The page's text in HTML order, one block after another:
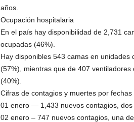
años.
Ocupación hospitalaria
En el país hay disponibilidad de 2,731
ocupadas (46%).
Hay disponibles 543 camas en
(57%), mientras que de 407
(40%).
Cifras de contagios y muertes por fechas
01 enero — 1,433 nuevos contagios, dos
02 enero – 747 nuevos contagios, una